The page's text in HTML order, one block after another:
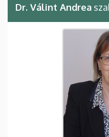
Dr. Válint Andrea